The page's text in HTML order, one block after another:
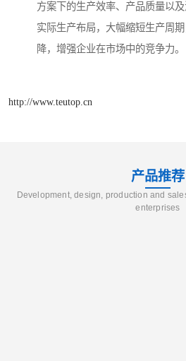
方案下的生产效率、产品质量以
实际生产布局，大幅缩短生产周期
降，增强企业在市场中的竞争力。
http://www.teutop.cn
产品推荐
Development, design, production and
enterprises